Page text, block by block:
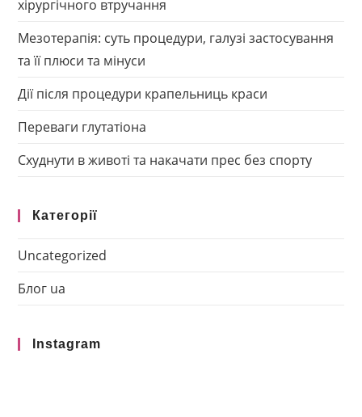
хірургічного втручання
Мезотерапія: суть процедури, галузі застосування
та її плюси та мінуси
Дії після процедури крапельниць краси
Переваги глутатіона
Схуднути в животі та накачати прес без спорту
Категорії
Uncategorized
Блог ua
Instagram